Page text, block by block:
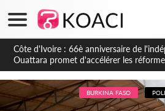
Côte d'Ivoire : À Abidjan, Amadou Oury
ivoirien et veut s'en inspirer pour
de la Guinée
BURKINA FASO